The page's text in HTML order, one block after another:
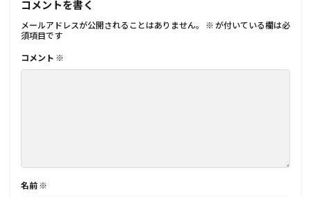
コメントを書く
メールアドレスが公開されることはありません。 ※ が付いている欄は必
須項目です
コメント ※
名前 ※